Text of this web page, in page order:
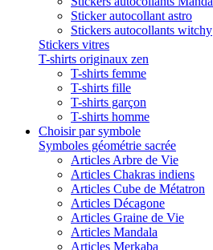
Sticker autocollant astro
Stickers autocollants witchy
Stickers vitres
T-shirts originaux zen
T-shirts femme
T-shirts fille
T-shirts garçon
T-shirts homme
Choisir par symbole
Symboles géométrie sacrée
Articles Arbre de Vie
Articles Chakras indiens
Articles Cube de Métatron
Articles Décagone
Articles Graine de Vie
Articles Mandala
Articles Merkaba